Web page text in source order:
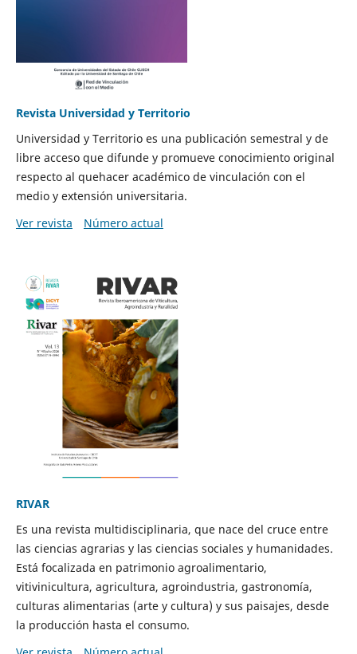
Revista Universidad y Territorio
Universidad y Territorio es una publicación semestral y de
libre acceso que difunde y promueve conocimiento original
respecto al quehacer académico de vinculación con el
medio y extensión universitaria.
Ver revista
Número actual
RIVAR
Es una revista multidisciplinaria, que nace del cruce entre
las ciencias agrarias y las ciencias sociales y humanidades.
Está focalizada en patrimonio agroalimentario,
vitivinicultura, agricultura, agroindustria, gastronomía,
culturas alimentarias (arte y cultura) y sus paisajes, desde
la producción hasta el consumo.